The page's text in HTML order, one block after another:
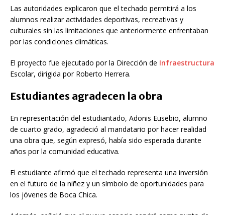
Las autoridades explicaron que el techado permitirá a los
alumnos realizar actividades deportivas, recreativas y
culturales sin las limitaciones que anteriormente enfrentaban
por las condiciones climáticas.
El proyecto fue ejecutado por la Dirección de Infraestructura
Escolar, dirigida por Roberto Herrera.
Estudiantes agradecen la obra
En representación del estudiantado, Adonis Eusebio, alumno
de cuarto grado, agradeció al mandatario por hacer realidad
una obra que, según expresó, había sido esperada durante
años por la comunidad educativa.
El estudiante afirmó que el techado representa una inversión
en el futuro de la niñez y un símbolo de oportunidades para
los jóvenes de Boca Chica.